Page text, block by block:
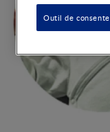
Outil de